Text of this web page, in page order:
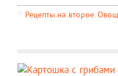
Рецепты на второе,